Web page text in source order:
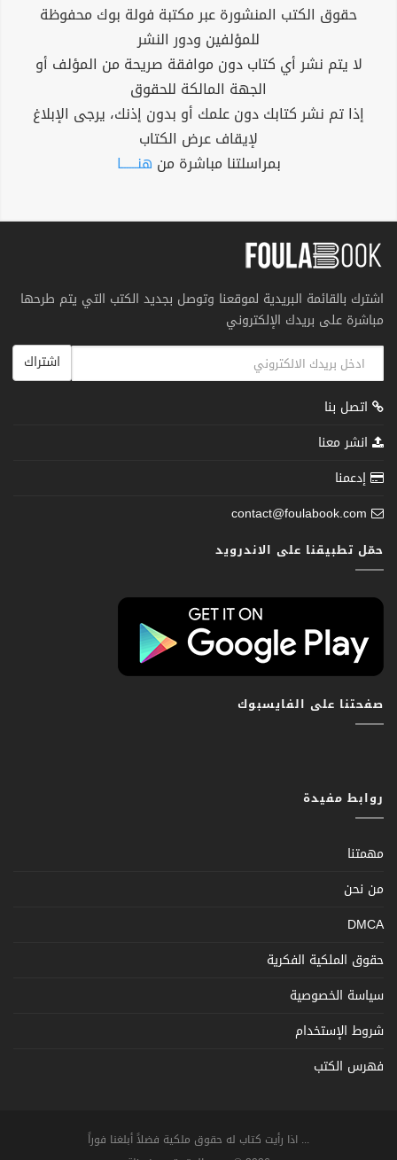
حقوق الكتب المنشورة عبر مكتبة فولة بوك محفوظة
للمؤلفين ودور النشر
لا يتم نشر أي كتاب دون موافقة صريحة من المؤلف أو
الجهة المالكة للحقوق
إذا تم نشر كتابك دون علمك أو بدون إذنك، يرجى الإبلاغ
لإيقاف عرض الكتاب
بمراسلتنا مباشرة من هنــــــا
اشترك بالقائمة البريدية لموقعنا وتوصل بجديد الكتب التي يتم طرحها
مباشرة على بريدك الإلكتروني
اشتراك
اتصل بنا
انشر معنا
إدعمنا
contact@foulabook.com
حمّل تطبيقنا على الاندرويد
صفحتنا على الفايسبوك
روابط مفيدة
مهمتنا
من نحن
DMCA
حقوق الملكية الفكرية
سياسة الخصوصية
شروط الإستخدام
فهرس الكتب
... اذا رأيت كتاب له حقوق ملكية فضلاً أبلغنا فوراً